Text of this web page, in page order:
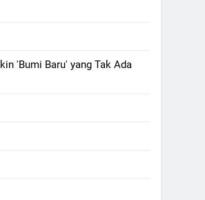
'Bumi Baru' yang Tak Ada